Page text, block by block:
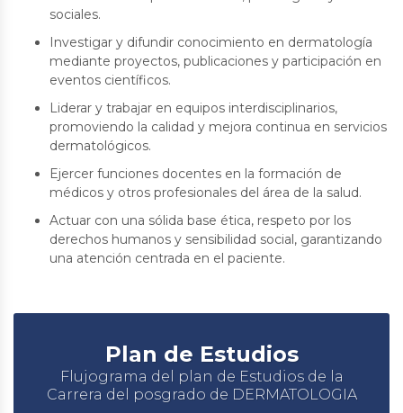
sociales.
Investigar y difundir conocimiento en dermatología
mediante proyectos, publicaciones y participación en
eventos científicos.
Liderar y trabajar en equipos interdisciplinarios,
promoviendo la calidad y mejora continua en servicios
dermatológicos.
Ejercer funciones docentes en la formación de
médicos y otros profesionales del área de la salud.
Actuar con una sólida base ética, respeto por los
derechos humanos y sensibilidad social, garantizando
una atención centrada en el paciente.
Plan de Estudios
Flujograma del plan de Estudios de la
Carrera del posgrado de DERMATOLOGIA